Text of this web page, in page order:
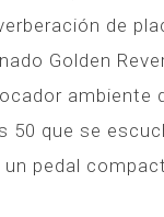
de
Golden
ambiente
50 que se
pedal